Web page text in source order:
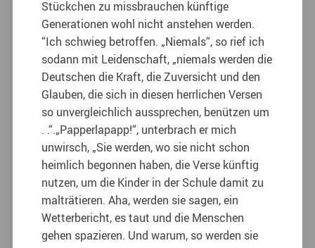
Stückchen zu missbrauchen künftige
Generationen wohl nicht anstehen werden.
“Ich schwieg betroffen. „Niemals“, so rief ich
sodann mit Leidenschaft, „niemals werden die
Deutschen die Kraft, die Zuversicht und den
Glauben, die sich in diesen herrlichen Versen
so unvergleichlich aussprechen, benützen um
. .“.„Papperlapapp!“, unterbrach er mich
unwirsch, „Sie werden, wo sie nicht schon
heimlich begonnen haben, die Verse künftig
nutzen, um die Kinder in der Schule damit zu
malträtieren. Aha, werden sie sagen, ein
Wetterbericht, es taut und die Menschen
gehen spazieren. Und warum, so werden sie